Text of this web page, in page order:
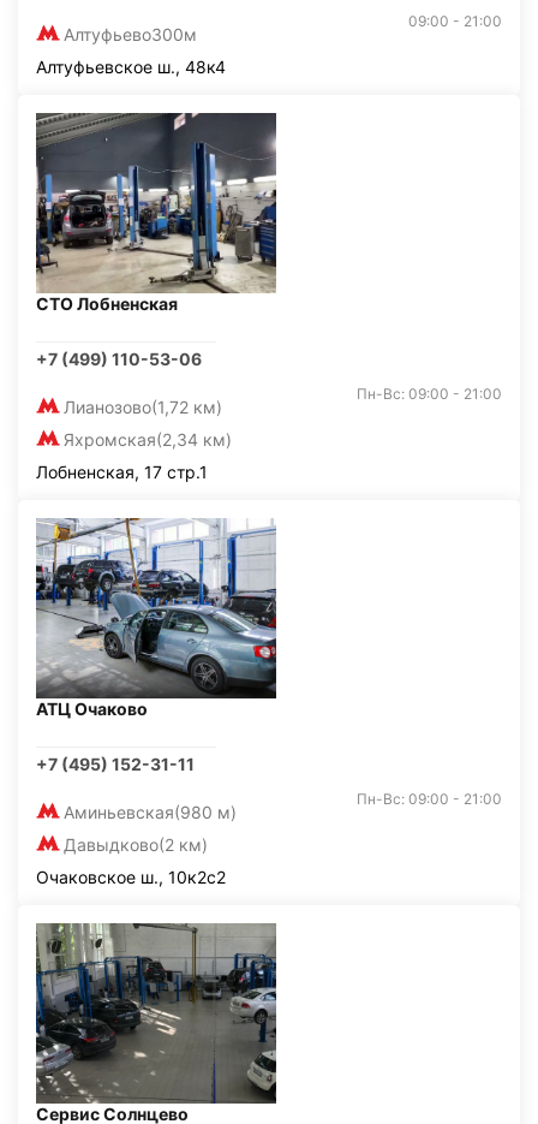
Алтуфьево300м
09:00 - 21:00
Алтуфьевское ш., 48к4
СТО Лобненская
+7 (499) 110-53-06
Лианозово(1,72 км)
Яхромская(2,34 км)
Пн-Вс: 09:00 - 21:00
Лобненская, 17 стр.1
АТЦ Очаково
+7 (495) 152-31-11
Аминьевская(980 м)
Давыдково(2 км)
Пн-Вс: 09:00 - 21:00
Очаковское ш., 10к2с2
Сервис Солнцево